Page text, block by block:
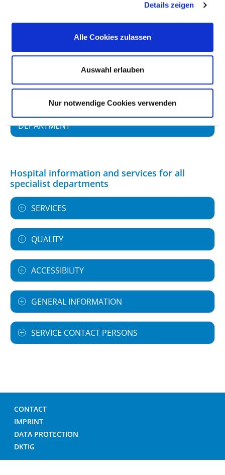
Details zeigen
Alle Cookies zulassen
Auswahl erlauben
Nur notwendige Cookies verwenden
MEDICAL SERVICE OFFERING WITH CASE
NUMBERS
DEPARTMENT
Hospital information and services for all
specialist departments
SERVICES
QUALITY
ACCESSIBILITY
GENERAL INFORMATION
SERVICE CONTACT PERSONS
CONTACT
IMPRINT
DATA PROTECTION
DKTIG